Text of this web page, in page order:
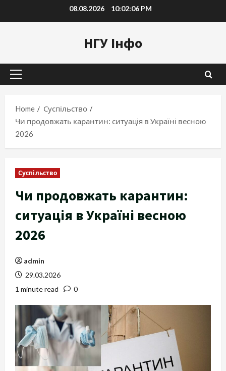
to
08.08.2026 10:02:07 PM
НГУ Інфо
Primary
Home
Суспільство
Чи продовжать карантин: ситуація в Україні весною
2026
Суспільство
Чи продовжать карантин:
ситуація в Україні весною
2026
admin
29.03.2026
1 minute read
0